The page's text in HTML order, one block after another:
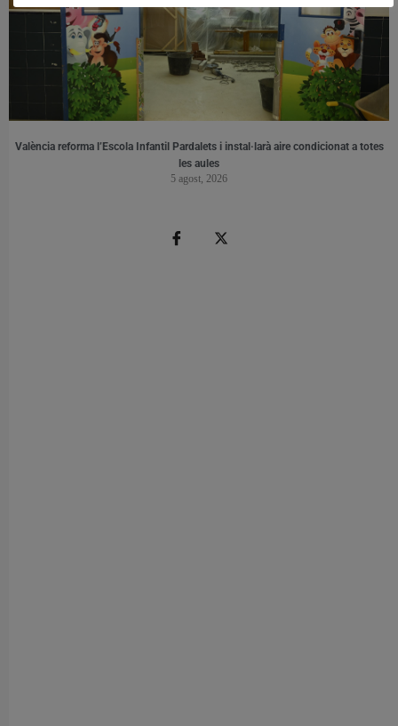
València reforma l’Escola Infantil Pardalets i instal·larà aire condicionat a totes
les aules
5 agost, 2026